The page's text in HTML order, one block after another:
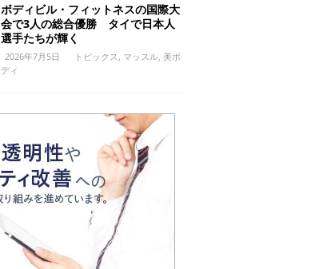
ボディビル・フィットネスの国際大
会で3人の総合優勝 タイで日本人
選手たちが輝く
2026年7月5日 トピックス マッスル, 美ボ
ディ